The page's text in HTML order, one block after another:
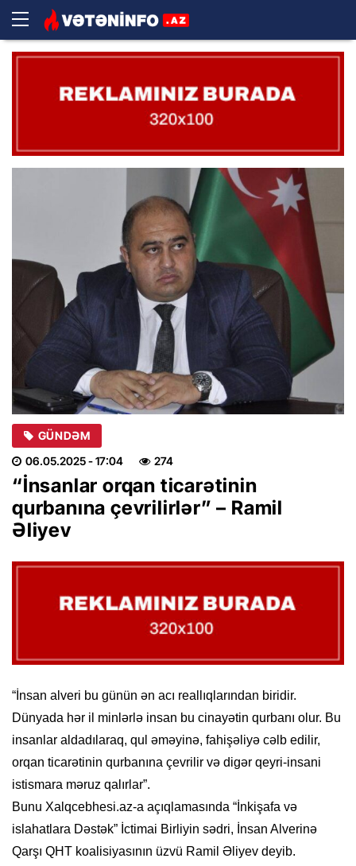
GÜNDƏM
06.05.2025- 17:04 274
“İnsanlar orqan ticarətinin
qurbanına çevrilirlər” – Ramil
Əliyev
“İnsan alveri bu günün ən acı reallıqlarından biridir.
Dünyada hər il minlərlə insan bu cinayətin qurbanı olur. Bu
insanlar aldadılaraq, qul əməyinə, fahişəliyə cəlb edilir,
orqan ticarətinin qurbanına çevrilir və digər qeyri-insani
istismara məruz qalırlar”.
Bunu Xalqcebhesi.az-a açıqlamasında “İnkişafa və
islahatlara Dəstək” İctimai Birliyin sədri, İnsan Alverinə
Qarşı QHT koalisiyasının üzvü Ramil Əliyev deyib.